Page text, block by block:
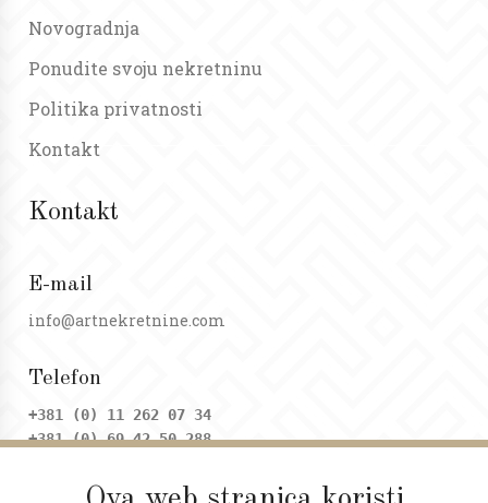
Novogradnja
Ponudite svoju nekretninu
Politika privatnosti
Kontakt
Kontakt
E-mail
info@artnekretnine.com
Telefon
+381 (0) 11 262 07 34
+381 (0) 69 42 50 288
Adresa